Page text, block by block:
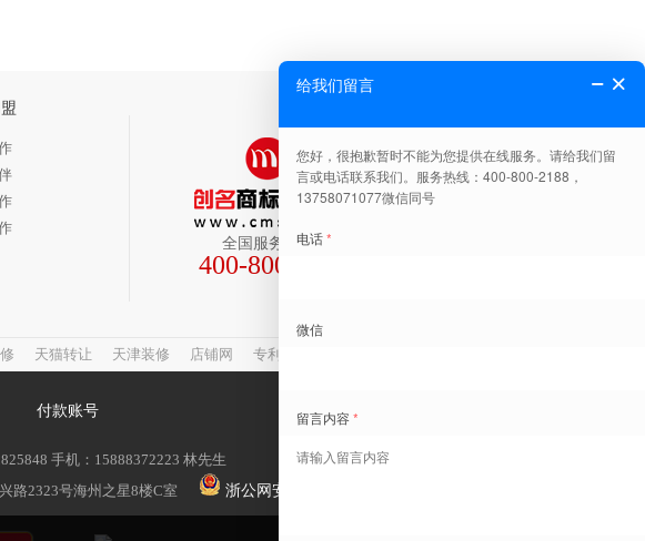
全国服务热线
400-800-2188
天猫转让 天津装修 店铺网 专利查询
付款账号
手机：15888372223 林先生
路2323号海州之星8楼C室 浙公网安备 33041102000482号